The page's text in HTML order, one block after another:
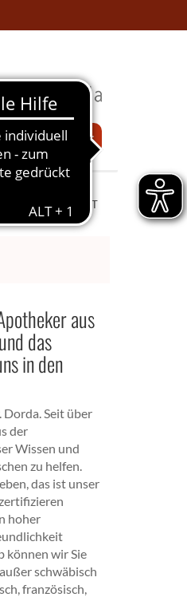
Notdienst
LIVECHAT
aus
das
in den
Seit über
der
Wissen und
zu helfen.
das ist unser
hoher
können wir Sie
schwäbisch
französisch,